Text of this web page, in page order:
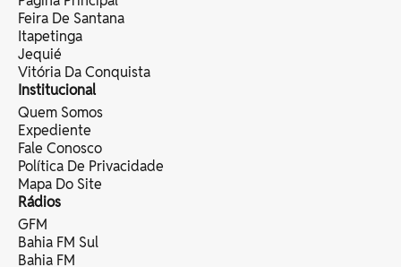
Feira De Santana
Itapetinga
Jequié
Vitória Da Conquista
Institucional
Quem Somos
Expediente
Fale Conosco
Política De Privacidade
Mapa Do Site
Rádios
GFM
Bahia FM Sul
Bahia FM